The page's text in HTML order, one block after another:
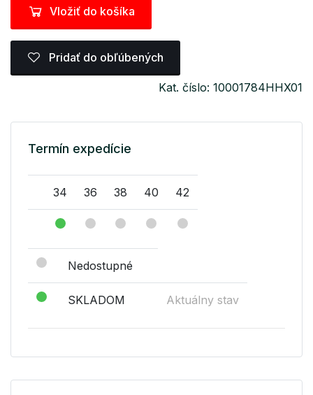
Vložiť do košíka
Pridať do obľúbených
Kat. číslo: 10001784HHX01
Termín expedície
34 36 38 40 42
Nedostupné
SKLADOM Aktuálny stav